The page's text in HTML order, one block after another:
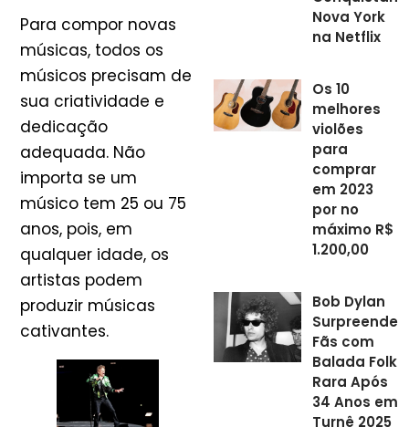
Para compor novas
músicas, todos os
músicos precisam de
sua criatividade e
dedicação
adequada. Não
importa se um
músico tem 25 ou 75
anos, pois, em
qualquer idade, os
artistas podem
produzir músicas
cativantes.
Nova York
na Netflix
Os 10
melhores
violões
para
comprar
em 2023
por no
máximo R$
1.200,00
Bob Dylan
Surpreende
Fãs com
Balada Folk
Rara Após
34 Anos em
Turnê 2025